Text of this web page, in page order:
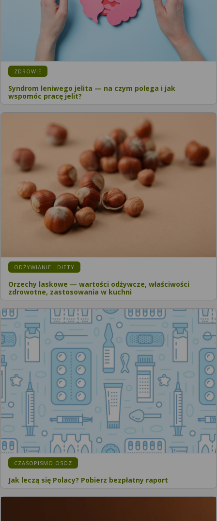
ZDROWIE
Syndrom leniwego jelita — na czym polega i jak
wspomóc pracę jelit?
ODŻYWIANIE I DIETY
Orzechy laskowe — wartości odżywcze, właściwości
zdrowotne, zastosowania w kuchni
CZASOPISMO OSOZ
Jak leczą się Polacy? Pobierz bezpłatny raport